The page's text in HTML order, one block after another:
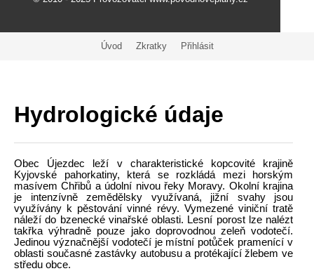
Úvod Zkratky Přihlásit
Hydrologické údaje
Obec Újezdec leží v charakteristické kopcovité krajině
Kyjovské pahorkatiny, která se rozkládá mezi horským
masívem Chřibů a údolní nivou řeky Moravy. Okolní krajina
je intenzívně zemědělsky využívaná, jižní svahy jsou
využívány k pěstování vinné révy. Vymezené viniční tratě
náleží do bzenecké vinařské oblasti. Lesní porost lze nalézt
takřka výhradně pouze jako doprovodnou zeleň vodotečí.
Jedinou význačnější vodotečí je místní potůček pramenící v
oblasti současné zastávky autobusu a protékající žlebem ve
středu obce.